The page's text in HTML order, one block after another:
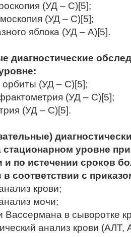
(УД – С)[5];
(УД – С)[5];
яблока (УД – А)[5].
диагностические
(УД – С)[5];
(УД – С)[5];
(УД – С)[5].
уровне
и по истечении сроков
в соответствии с
крови;
мочи;
в сыворотке
анализ крови (АЛТ,